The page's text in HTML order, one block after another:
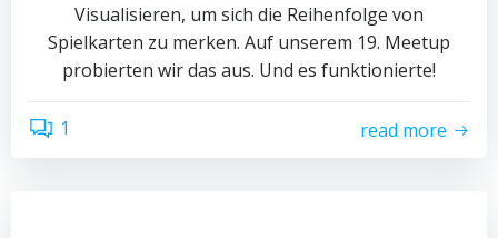
Visualisieren, um sich die Reihenfolge von
Spielkarten zu merken. Auf unserem 19. Meetup
probierten wir das aus. Und es funktionierte!
1 read more